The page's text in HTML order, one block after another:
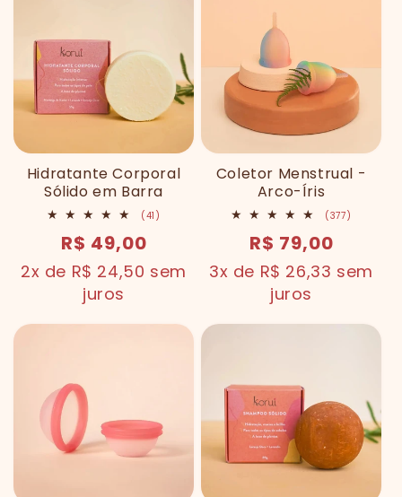
Hidratante Corporal
Sólido em Barra
(41)
preço
normal
R$ 49,00
2x de R$ 24,50 sem
juros
Coletor Menstrual -
Arco-Íris
(377)
preço
normal
R$ 79,00
3x de R$ 26,33 sem
juros